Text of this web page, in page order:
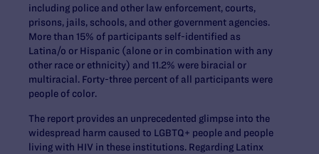
including police and other law enforcement, courts,
prisons, jails, schools, and other government agencies.
More than 15% of participants self-identified as
Latina/o or Hispanic (alone or in combination with any
other race or ethnicity) and 11.2% were biracial or
multiracial. Forty-three percent of all participants were
people of color.
The report provides an unprecedented glimpse into the
widespread harm caused to LGBTQ+ people and people
living with HIV in these institutions. Regarding Latinx